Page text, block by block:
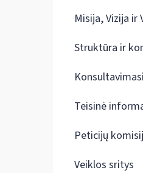
Misija, Vizija ir
Struktūra ir
Teisinė
Peticijų
Veiklos sritys